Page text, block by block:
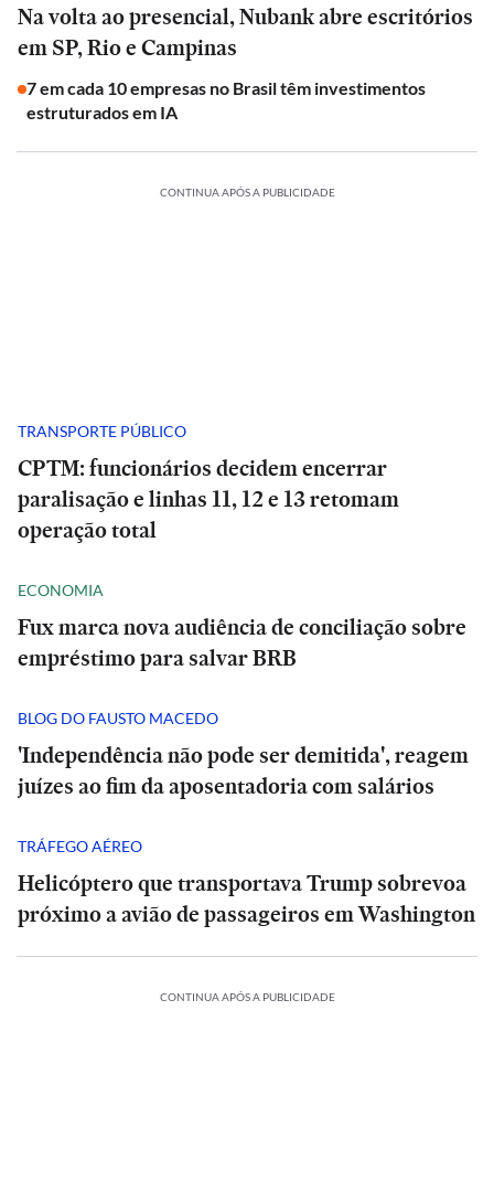
Na volta ao presencial, Nubank abre escritórios
em SP, Rio e Campinas
7 em cada 10 empresas no Brasil têm investimentos
estruturados em IA
CONTINUA APÓS A PUBLICIDADE
TRANSPORTE PÚBLICO
CPTM: funcionários decidem encerrar
paralisação e linhas 11, 12 e 13 retomam
operação total
ECONOMIA
Fux marca nova audiência de conciliação sobre
empréstimo para salvar BRB
BLOG DO FAUSTO MACEDO
'Independência não pode ser demitida', reagem
juízes ao fim da aposentadoria com salários
TRÁFEGO AÉREO
Helicóptero que transportava Trump sobrevoa
próximo a avião de passageiros em Washington
CONTINUA APÓS A PUBLICIDADE